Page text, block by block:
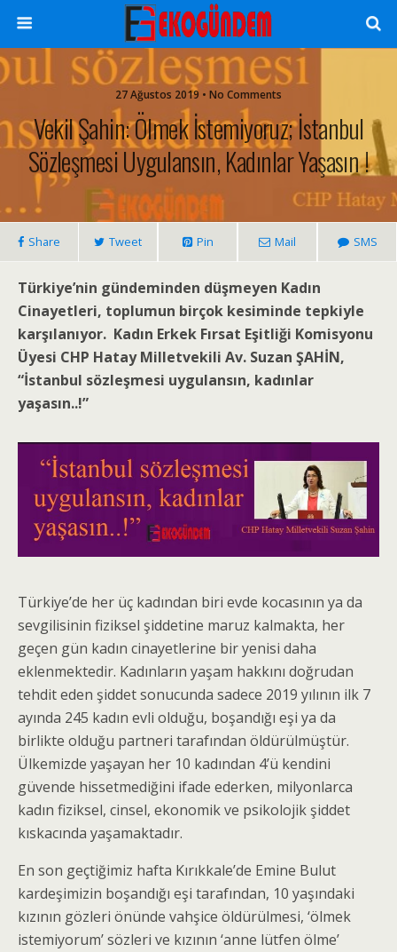
27 Ağustos 2019 • No Comments
Vekil Şahin: Ölmek İstemiyoruz; İstanbul
Sözleşmesi Uygulansın, Kadınlar Yaşasın !
Share Tweet Pin Mail SMS
Türkiye’nin gündeminden düşmeyen Kadın
Cinayetleri, toplumun birçok kesiminde tepkiyle
karşılanıyor. Kadın Erkek Fırsat Eşitliği Komisyonu
Üyesi CHP Hatay Milletvekili Av. Suzan ŞAHİN,
“İstanbul sözleşmesi uygulansın, kadınlar
yaşasın..!”
Türkiye’de her üç kadından biri evde kocasının ya da
sevgilisinin fiziksel şiddetine maruz kalmakta, her
geçen gün kadın cinayetlerine bir yenisi daha
eklenmektedir. Kadınların yaşam hakkını doğrudan
tehdit eden şiddet sonucunda sadece 2019 yılının ilk 7
ayında 245 kadın evli olduğu, boşandığı eşi ya da
birlikte olduğu partneri tarafından öldürülmüştür.
Ülkemizde yaşayan her 10 kadından 4’ü kendini
güvende hissetmediğini ifade ederken, milyonlarca
kadın fiziksel, cinsel, ekonomik ve psikolojik şiddet
kıskacında yaşamaktadır.
En son geçtiğimiz hafta Kırıkkale’de Emine Bulut
kardeşimizin boşandığı eşi tarafından, 10 yaşındaki
kızının gözleri önünde vahşice öldürülmesi, ‘ölmek
istemiyorum’ sözleri ve kızının ‘anne lütfen ölme’